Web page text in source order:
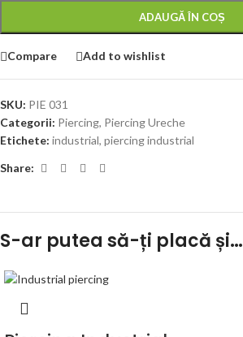
ADAUGĂ ÎN COȘ
Compare Add to wishlist
SKU: PIE 031
Categorii: Piercing, Piercing Ureche
Etichete: industrial, piercing industrial
Share:
S-ar putea să-ți placă și…